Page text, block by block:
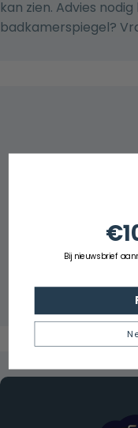
kan zien. Advies
badkamerspiegel?
Bij nieuwsbrief